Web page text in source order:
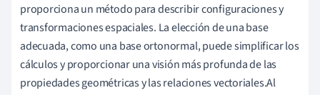
proporciona un método para describir configuraciones y
transformaciones espaciales. La elección de una base
adecuada, como una base ortonormal, puede simplificar los
cálculos y proporcionar una visión más profunda de las
propiedades geométricas y las relaciones vectoriales.Al